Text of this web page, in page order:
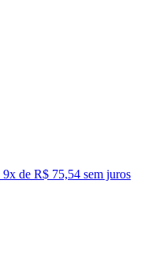
9x de R$ 75,54 sem juros